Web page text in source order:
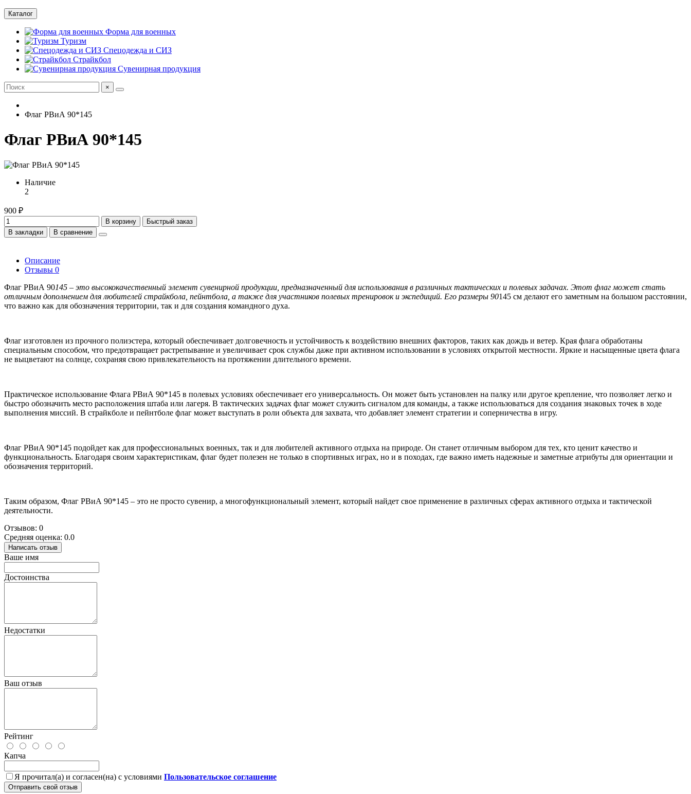
Каталог
Форма для военных
Туризм
Спецодежда и СИЗ
Страйкбол
Сувенирная продукция
×
Флаг РВиА 90*145
Флаг РВиА 90*145
Наличие
2
900 ₽
В корзину
Быстрый заказ
В закладки
В сравнение
Описание
Отзывы 0
Флаг РВиА 90145 – это высококачественный элемент сувенирной продукции, предназначенный для использования в различных тактических и полевых задачах. Этот флаг может стать
отличным дополнением для любителей страйкбола, пейнтбола, а также для участников полевых тренировок и экспедиций. Его размеры 90145 см делают его заметным на большом расстоянии,
что важно как для обозначения территории, так и для создания командного духа.
Флаг изготовлен из прочного полиэстера, который обеспечивает долговечность и устойчивость к воздействию внешних факторов, таких как дождь и ветер. Края флага обработаны
специальным способом, что предотвращает растрепывание и увеличивает срок службы даже при активном использовании в условиях открытой местности. Яркие и насыщенные цвета флага
не выцветают на солнце, сохраняя свою привлекательность на протяжении длительного времени.
Практическое использование Флага РВиА 90*145 в полевых условиях обеспечивает его универсальность. Он может быть установлен на палку или другое крепление, что позволяет легко и
быстро обозначить место расположения штаба или лагеря. В тактических задачах флаг может служить сигналом для команды, а также использоваться для создания знаковых точек в ходе
выполнения миссий. В страйкболе и пейнтболе флаг может выступать в роли объекта для захвата, что добавляет элемент стратегии и соперничества в игру.
Флаг РВиА 90*145 подойдет как для профессиональных военных, так и для любителей активного отдыха на природе. Он станет отличным выбором для тех, кто ценит качество и
функциональность. Благодаря своим характеристикам, флаг будет полезен не только в спортивных играх, но и в походах, где важно иметь надежные и заметные атрибуты для ориентации и
обозначения территорий.
Таким образом, Флаг РВиА 90*145 – это не просто сувенир, а многофункциональный элемент, который найдет свое применение в различных сферах активного отдыха и тактической
деятельности.
Отзывов: 0
Средняя оценка: 0.0
Написать отзыв
Ваше имя
Достоинства
Недостатки
Ваш отзыв
Рейтинг
Капча
Я прочитал(а) и согласен(на) с условиями Пользовательское соглашение
Отправить свой отзыв